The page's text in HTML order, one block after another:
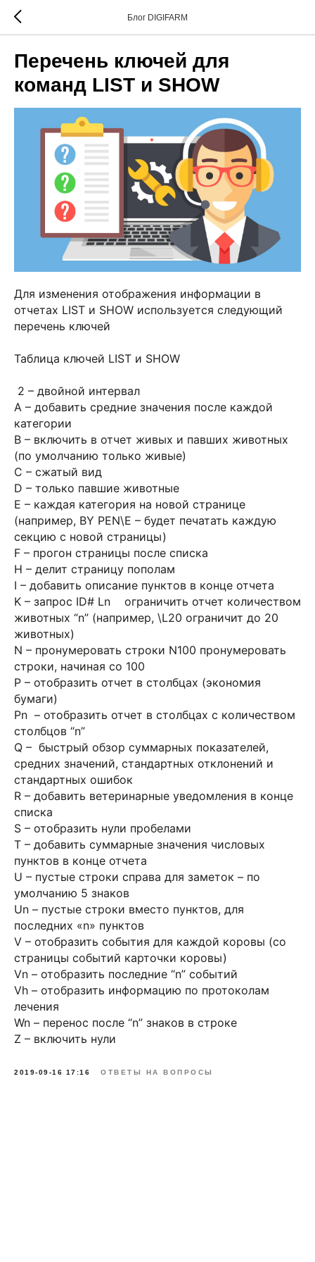
Блог DIGIFARM
Перечень ключей для
команд LIST и SHOW
Для изменения отображения информации в
отчетах LIST и SHOW используется следующий
перечень ключей
Таблица ключей LIST и SHOW
2 – двойной интервал
A – добавить средние значения после каждой
категории
B – включить в отчет живых и павших животных
(по умолчанию только живые)
C – сжатый вид
D – только павшие животные
E – каждая категория на новой странице
(например, BY PEN\E – будет печатать каждую
секцию с новой страницы)
F – прогон страницы после списка
H – делит страницу пополам
I – добавить описание пунктов в конце отчета
K – запрос ID# Ln ограничить отчет количеством
животных “n” (например, \L20 ограничит до 20
животных)
N – пронумеровать строки N100 пронумеровать
строки, начиная со 100
P – отобразить отчет в столбцах (экономия
бумаги)
Pn – отобразить отчет в столбцах с количеством
столбцов “n”
Q – быстрый обзор суммарных показателей,
средних значений, стандартных отклонений и
стандартных ошибок
R – добавить ветеринарные уведомления в конце
списка
S – отобразить нули пробелами
T – добавить суммарные значения числовых
пунктов в конце отчета
U – пустые строки справа для заметок – по
умолчанию 5 знаков
Un – пустые строки вместо пунктов, для
последних «n» пунктов
V – отобразить события для каждой коровы (со
страницы событий карточки коровы)
Vn – отобразить последние “n” событий
Vh – отобразить информацию по протоколам
лечения
Wn – перенос после “n” знаков в строке
Z – включить нули
2019-09-16 17:16 ОТВЕТЫ НА ВОПРОСЫ